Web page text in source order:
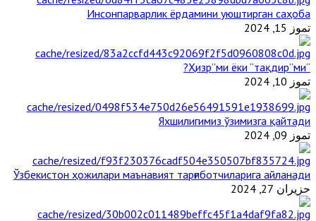
Инсонпарварлик ёрдамини уюштирган саҳоба
تموز 15, 2024
“Ҳизр”ми ёки “тақдир”ми?
تموز 10, 2024
Яхшилигимиз ўзимизга қайтади
تموز 09, 2024
Ўзбекистон ҳожилари маънавият тарғиботчиларига айланади
حزيران 27, 2024